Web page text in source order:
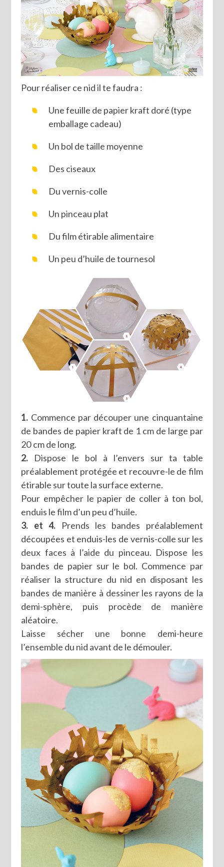
Pour réaliser ce nid il te faudra :
Une feuille de papier kraft doré (type
emballage cadeau)
Un bol de taille moyenne
Des ciseaux
Du vernis-colle
Un pinceau plat
Du film étirable alimentaire
Un peu d’huile de tournesol
1. Commence par découper une cinquantaine
de bandes de papier kraft de 1 cm de large par
20 cm de long.
2. Dispose le bol à l’envers sur ta table
préalablement protégée et recouvre-le de film
étirable sur toute la surface externe.
Pour empêcher le papier de coller à ton bol,
enduis le film d’un peu d’huile.
3. et 4. Prends les bandes préalablement
découpées et enduis-les de vernis-colle sur les
deux faces à l’aide du pinceau. Dispose les
bandes de papier sur le bol. Commence par
réaliser la structure du nid en disposant les
bandes de manière à dessiner les rayons de la
demi-sphère, puis procède de manière
aléatoire.
Laisse sécher une bonne demi-heure
l’ensemble du nid avant de le démouler.